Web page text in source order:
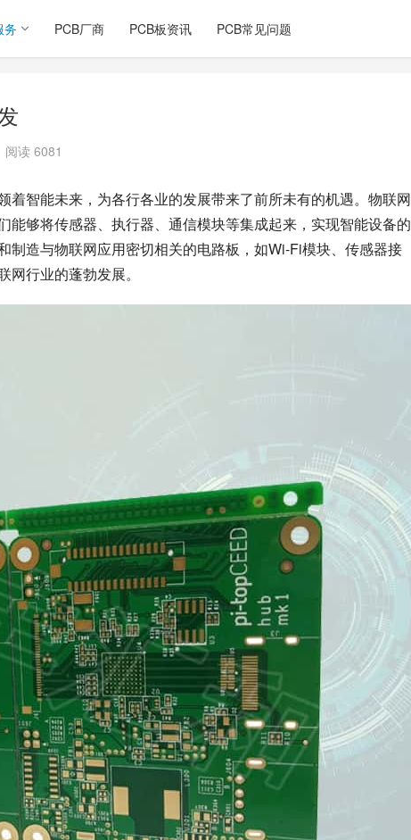
务 PCB厂商 PCB板资讯 PCB常见问题
阅读 6081
着智能未来，为各行各业的发展带来了前所未有的机遇。物联网
能够将传感器、执行器、通信模块等集成起来，实现智能设备的
制造与物联网应用密切相关的电路板，如Wi-Fi模块、传感器接
行业的蓬勃发展。